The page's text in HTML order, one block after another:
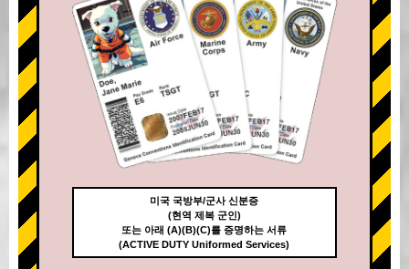
미국 국방부/군사 신분증
(현역 제복 군인)
또는 아래 (A)(B)(C)를 증명하는 서류
(ACTIVE DUTY Uniformed Services)